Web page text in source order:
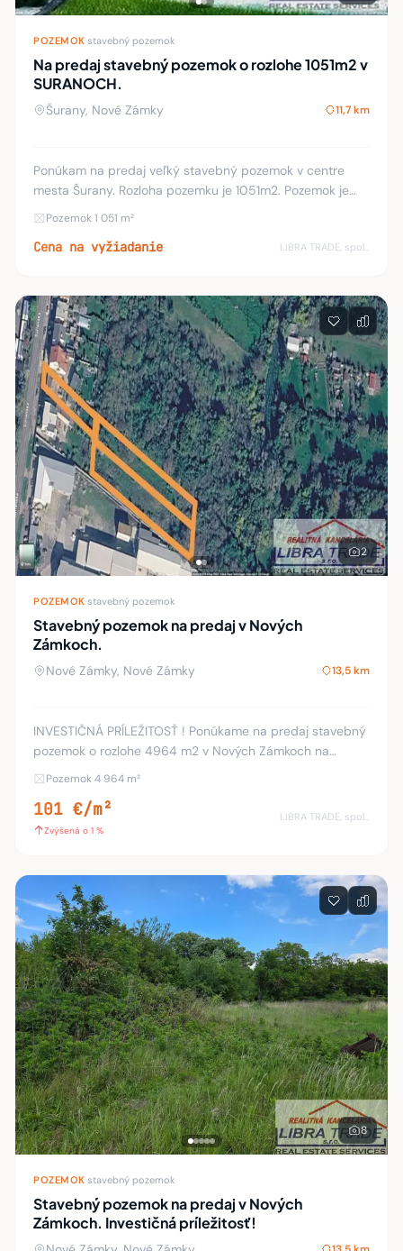
POZEMOK stavebný pozemok
Na predaj stavebný pozemok o rozlohe 1051m2 v
SURANOCH.
Šurany, Nové Zámky 11,7 km
Ponúkam na predaj veľký stavebný pozemok v centre
mesta Šurany. Rozloha pozemku je 1051m2. Pozemok je
slnečný a rovinatý. Na pozemku sa nachádzajú všetky
Pozemok 1 051 m²
Cena na vyžiadanie LIBRA TRADE, spol.s.r.o.
2
POZEMOK stavebný pozemok
Stavebný pozemok na predaj v Nových
Zámkoch.
Nové Zámky, Nové Zámky 13,5 km
INVESTIČNÁ PRÍLEŽITOSŤ ! Ponúkame na predaj stavebný
pozemok o rozlohe 4964 m2 v Nových Zámkoch na
Šurianskej ulici. Pozemok je priestranný, dostatočne široký,
Pozemok 4 964 m²
101 €/m²
Zvýšená o 1 %
LIBRA TRADE, spol.s.r.o.
8
POZEMOK stavebný pozemok
Stavebný pozemok na predaj v Nových
Zámkoch. Investičná príležitosť!